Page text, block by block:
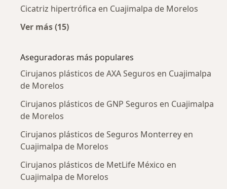
Cicatriz hipertrófica en Cuajimalpa de Morelos
Ver más (15)
Aseguradoras más populares
Cirujanos plásticos de AXA Seguros en Cuajimalpa
de Morelos
Cirujanos plásticos de GNP Seguros en Cuajimalpa
de Morelos
Cirujanos plásticos de Seguros Monterrey en
Cuajimalpa de Morelos
Cirujanos plásticos de MetLife México en
Cuajimalpa de Morelos